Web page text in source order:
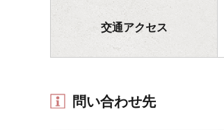
交通アクセス
問い合わせ先